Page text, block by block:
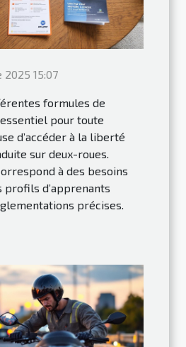
15:07
formules de
pour toute
d’accéder à la liberté
sur deux-roues.
à des besoins
profils d’apprenants
précises.